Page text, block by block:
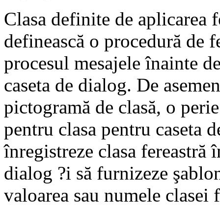
Clasa definite de aplicarea
definească o procedură de
procesul mesajele înainte
caseta de dialog. De
pictogramă de clasă, o
pentru clasa pentru caseta
înregistreze clasa fereastră
dialog ?i să furnizeze
valoarea sau numele clasei